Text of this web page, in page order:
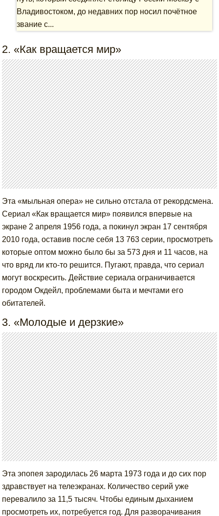
Владивостоком, до недавних пор носил почётное
звание с...
2. «Как вращается мир»
Эта «мыльная опера» не сильно отстала от рекордсмена.
Сериал «Как вращается мир» появился впервые на
экране 2 апреля 1956 года, а покинул экран 17 сентября
2010 года, оставив после себя 13 763 серии, просмотреть
которые оптом можно было бы за 573 дня и 11 часов, на
что вряд ли кто-то решится. Пугают, правда, что сериал
могут воскресить. Действие сериала ограничивается
городом Окдейл, проблемами быта и мечтами его
обитателей.
3. «Молодые и дерзкие»
Эта эпопея зародилась 26 марта 1973 года и до сих пор
здравствует на телеэкранах. Количество серий уже
перевалило за 11,5 тысяч. Чтобы единым дыханием
просмотреть их, потребуется год. Для разворачивания